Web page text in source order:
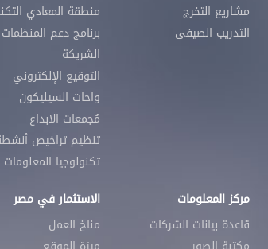
مشاريع التخرج
التدريب الصيفى
منطقة المعادي
برنامج دعم المنظمات
الشريكة
التوقيع الإلكتروني
واحات السيليكون
مُجمعات الابداع
تنظيم تراخيص
تكنولوجيا المعلومات
مركز المعلومات
قاعدة بيانات الشركات
الاستثمار في مصر
مناخ العمل